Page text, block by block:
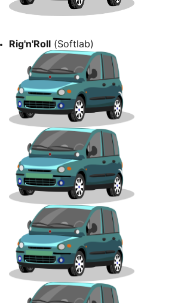
Rig'n'Roll (Softlab)